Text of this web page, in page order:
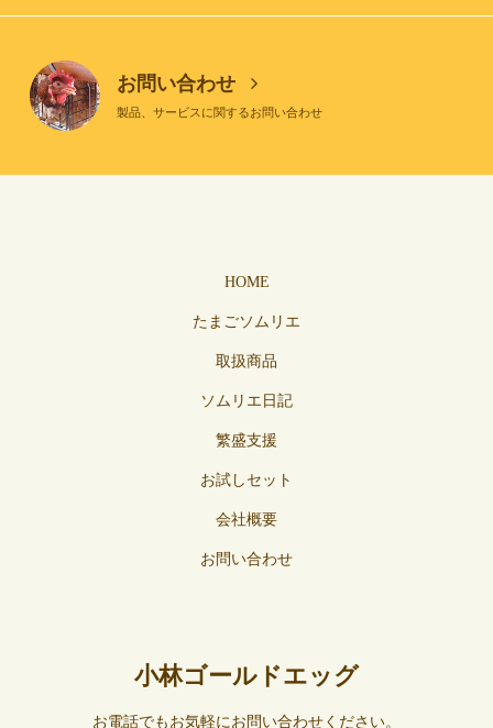
お問い合わせ
製品、サービスに関するお問い合わせ
HOME
たまごソムリエ
取扱商品
ソムリエ日記
繁盛支援
お試しセット
会社概要
お問い合わせ
小林ゴールドエッグ
お電話でもお気軽にお問い合わせください。